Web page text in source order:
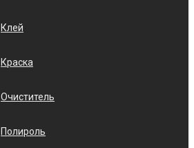
Клей
Краска
Очиститель
Полироль